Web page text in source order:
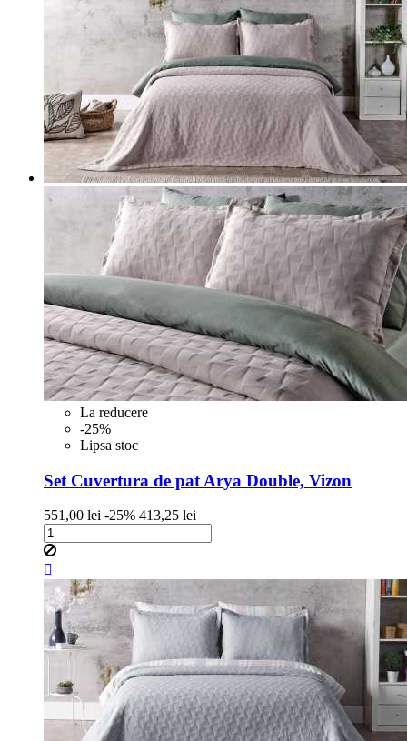
La reducere
-25%
Lipsa stoc
Set Cuvertura de pat Arya Double, Vizon
Pret
de
baza
551,00 lei -25%Pret
413,25 lei
